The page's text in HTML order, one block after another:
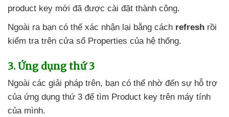
product key mới đã được cài đặt thành công.
Ngoài ra bạn có thể xác nhận lại bằng cách refresh rồi
kiểm tra trên cửa sổ Properties của hệ thống.
3. Ứng dụng thứ 3
Ngoài các giải pháp trên, bạn có thể nhờ đến sự hỗ trợ
của ứng dụng thứ 3 để tìm Product key trên máy tính
của mình.